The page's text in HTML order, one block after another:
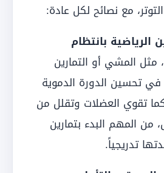
مع نصائح لكل عادة:
الرياضية بانتظام
مثل المشي أو التمارين
في تحسين الدورة الدموية
تقوي العضلات وتقلل من
من المهم البدء بتمارين
تدريجياً.